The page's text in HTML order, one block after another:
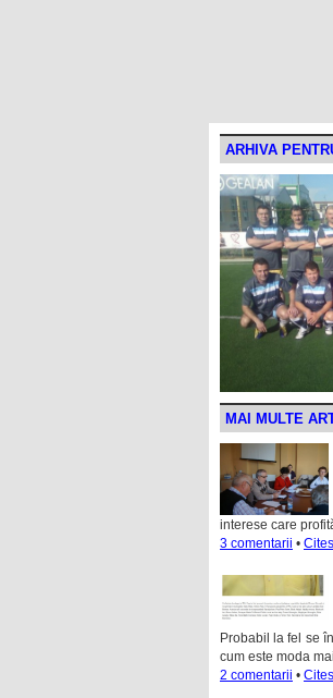
ARHIVA
MAI MULTE
interese care
3 comentarii •
Probabil la fel se
cum este moda
2 comentarii •